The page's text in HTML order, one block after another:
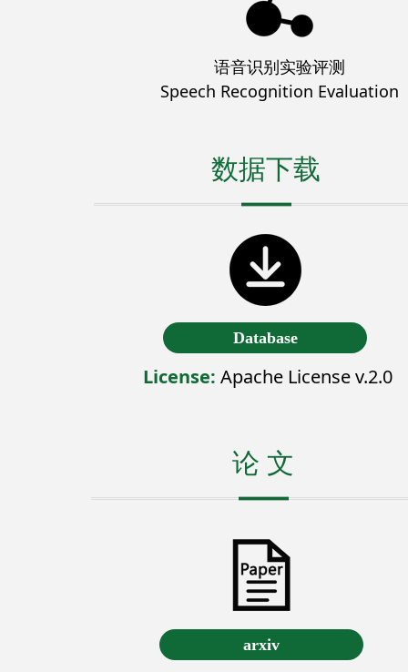
License: Apache License v.2.0
数据下载
语音识别实验评测
Speech Recognition Evaluation
Database
arxiv
论 文